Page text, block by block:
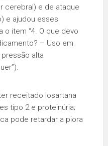
cerebral) e de ataque
e ajudou esses
o item “4. O que devo
– Uso em
alta
receitado losartana
tipo 2 e proteinúria;
pode retardar a piora